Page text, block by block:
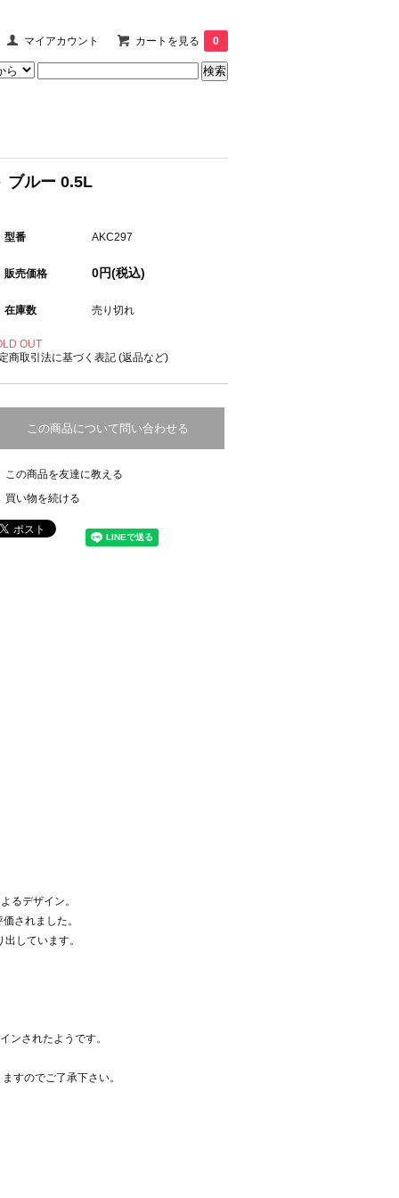
マイアカウント カートを見る 0
ブルー 0.5L
型番 AKC297
販売価格 0円(税込)
在庫数 売り切れ
OUT
商取引法に基づく表記 (返品など)
この商品について問い合わせる
この商品を友達に教える
買い物を続ける
るデザイン。
されました。
しています。
ンされたようです。
すのでご了承下さい。